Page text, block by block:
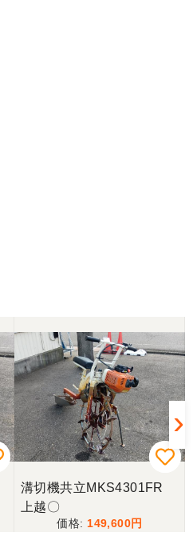
溝切機共立MKS4301FR
上越〇
149,600